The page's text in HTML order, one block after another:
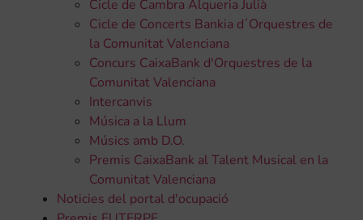
Cicle de Cambra Alqueria Julià
Cicle de Concerts Bankia d´Orquestres de
la Comunitat Valenciana
Concurs CaixaBank d'Orquestres de la
Comunitat Valenciana
Intercanvis
Música a la Llum
Músics amb D.O.
Premis CaixaBank al Talent Musical en la
Comunitat Valenciana
Noticies del portal d'ocupació